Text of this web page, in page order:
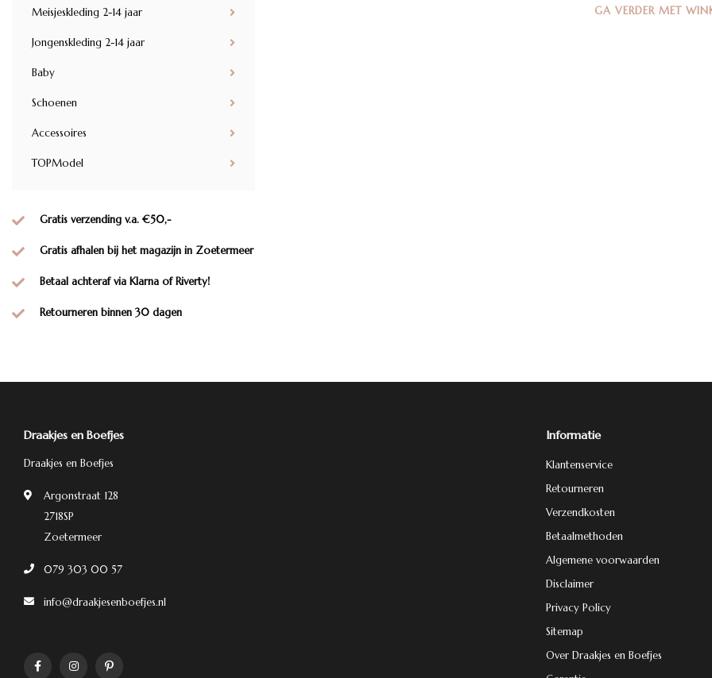
Meisjeskleding 2-14 jaar
Jongenskleding 2-14 jaar
Baby
Schoenen
Accessoires
TOPModel
Gratis verzending v.a. €50,-
Gratis afhalen bij het magazijn in Zoetermeer
Betaal achteraf via Klarna of Riverty!
Retourneren binnen 30 dagen
GA VERDER MET
Draakjes en Boefjes
Draakjes en Boefjes
Argonstraat 128
2718SP
Zoetermeer
079 303 00 57
info@draakjesenboefjes.nl
Informatie
Klantenservice
Retourneren
Verzendkosten
Betaalmethoden
Algemene voorwaarden
Disclaimer
Privacy Policy
Sitemap
Over Draakjes en Boefjes